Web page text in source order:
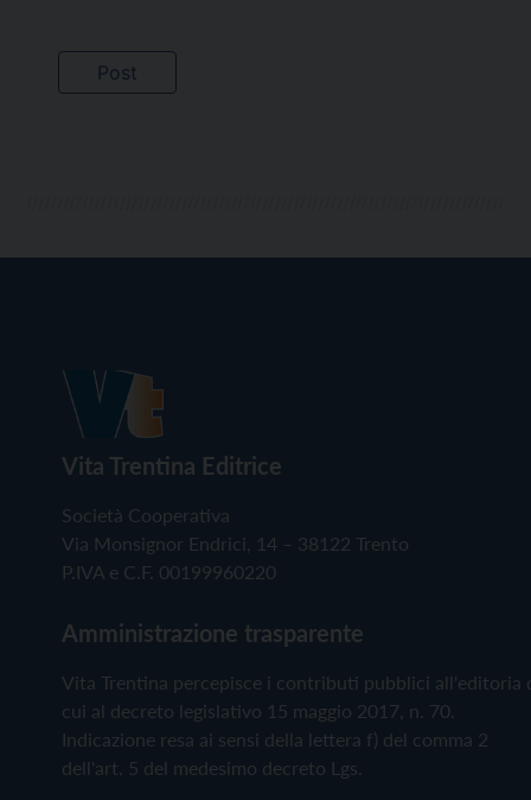
Vita Trentina Editrice
Società Cooperativa
Via Monsignor Endrici, 14 – 38122 Trento
P.IVA e C.F. 00199960220
Amministrazione trasparente
Vita Trentina percepisce i contributi pubblici all'editoria
cui al decreto legislativo 15 maggio 2017, n. 70.
Indicazione resa ai sensi della lettera f) del comma 2
dell'art. 5 del medesimo decreto Lgs.